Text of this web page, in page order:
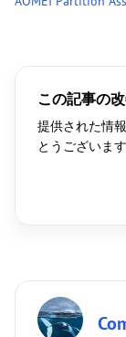
この記事の
提供された情
とうございます